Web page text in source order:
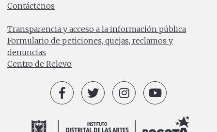
Contáctenos
Transparencia y acceso a la información pública
Formulario de peticiones, quejas, reclamos y
denuncias
Centro de Relevo